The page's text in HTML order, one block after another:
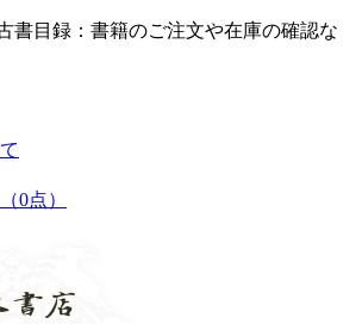
書目録：書籍のご注文や在庫の確認な
（0点）